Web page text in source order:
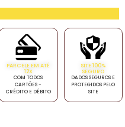
PARCELE EM ATÉ
12X
COM TODOS
CARTÕES -
CRÉDITO E DÉBITO
SITE 100%
SEGURO
DADOS SEGUROS E
PROTEGIDOS PELO
SITE